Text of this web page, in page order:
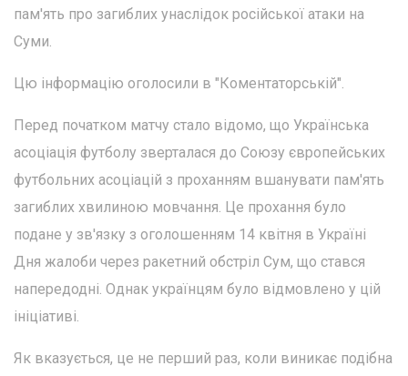
пам'ять про загиблих унаслідок російської атаки на
Суми.
Цю інформацію оголосили в "Коментаторській".
Перед початком матчу стало відомо, що Українська
асоціація футболу зверталася до Союзу європейських
футбольних асоціацій з проханням вшанувати пам'ять
загиблих хвилиною мовчання. Це прохання було
подане у зв'язку з оголошенням 14 квітня в Україні
Дня жалоби через ракетний обстріл Сум, що стався
напередодні. Однак українцям було відмовлено у цій
ініціативі.
Як вказується, це не перший раз, коли виникає подібна